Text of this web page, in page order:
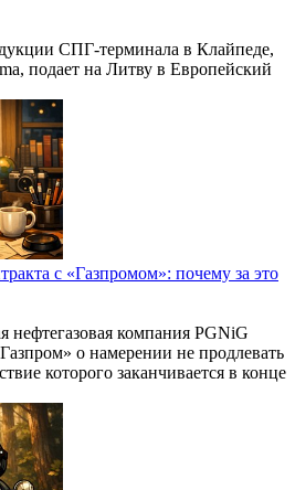
СПГ-терминала в Клайпеде,
подает на Литву в Европейский
с «Газпромом»: почему за это
нефтегазовая компания PGNiG
о намерении не продлевать
которого заканчивается в конце